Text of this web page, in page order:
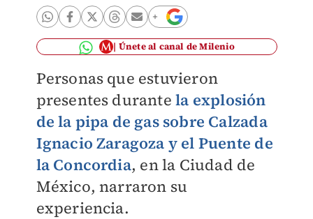
Únete al canal de Milenio
Personas que estuvieron
presentes durantela explosión
de la pipa de gas sobre Calzada
Ignacio Zaragoza y el Puente de
la Concordia, en la Ciudad de
México, narraron su
experiencia.